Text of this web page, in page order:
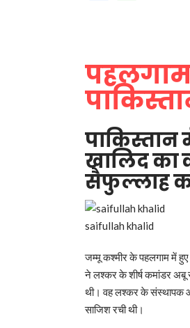
खालिद का
सैफुल्लाह
saifullah khalid
जम्मू कश्मीर के पहलगाम में हुए
ने लश्कर के शीर्ष कमांडर अबू
थी। वह लश्कर के संस्थापक
साजिश रची थी।